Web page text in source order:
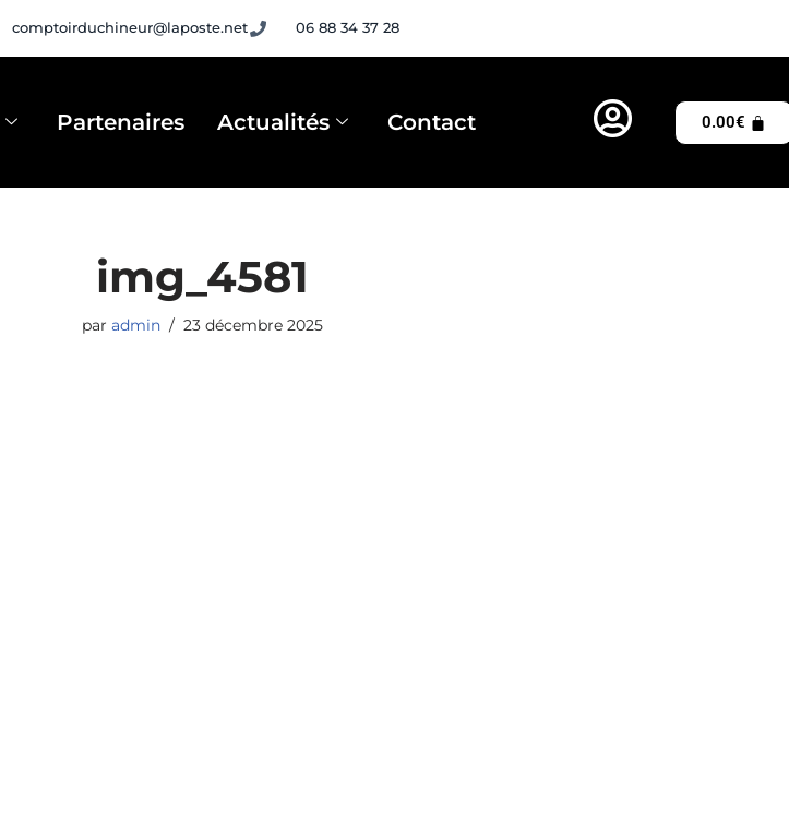
comptoirduchineur@laposte.net 06 88 34 37 28
Partenaires Actualités Contact 0.00€
img_4581
par admin 23 décembre 2025